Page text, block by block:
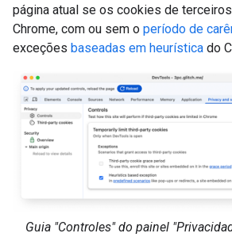
página atual se os cookies de
Chrome, com ou sem o período de
exceções baseadas em heurística do
Guia "Controles" do painel